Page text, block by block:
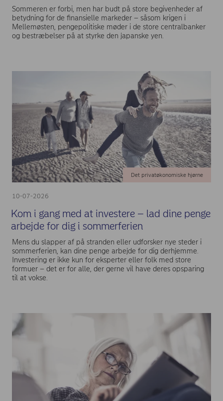
Sommeren er forbi, men har budt på store begivenheder af
betydning for de finansielle markeder – såsom krigen i
Mellemøsten, pengepolitiske møder i de store centralbanker
og bestræbelser på at styrke den japanske yen.
10-07-2026
Det privatøkonomiske hjørne
Kom i gang med at investere – lad dine penge
arbejde for dig i sommerferien
Mens du slapper af på stranden eller udforsker nye steder i
sommerferien, kan dine penge arbejde for dig derhjemme.
Investering er ikke kun for eksperter eller folk med store
formuer – det er for alle, der gerne vil have deres opsparing
til at vokse.